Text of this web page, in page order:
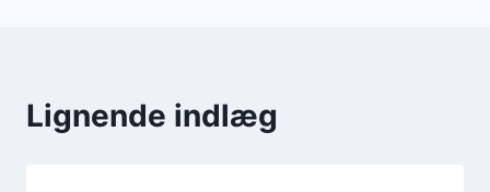
Lignende indlæg